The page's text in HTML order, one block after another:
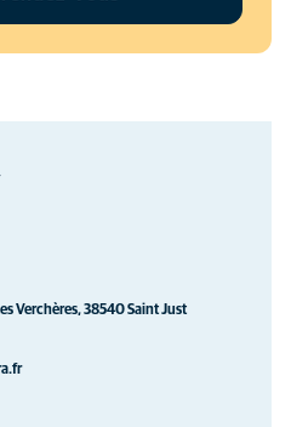
Verchères, 38540 Saint Just